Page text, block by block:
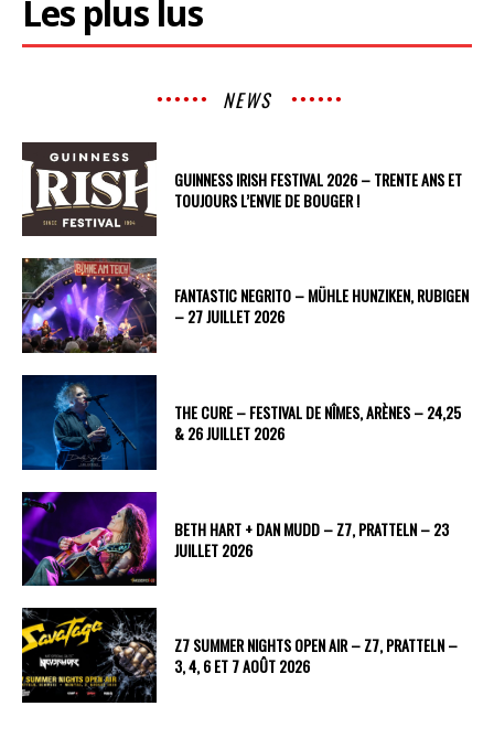
Les plus lus
NEWS
GUINNESS IRISH FESTIVAL 2026 – TRENTE ANS ET
TOUJOURS L’ENVIE DE BOUGER !
FANTASTIC NEGRITO – MÜHLE HUNZIKEN, RUBIGEN
– 27 JUILLET 2026
THE CURE – FESTIVAL DE NÎMES, ARÈNES – 24,25
& 26 JUILLET 2026
BETH HART + DAN MUDD – Z7, PRATTELN – 23
JUILLET 2026
Z7 SUMMER NIGHTS OPEN AIR – Z7, PRATTELN –
3, 4, 6 ET 7 AOÛT 2026